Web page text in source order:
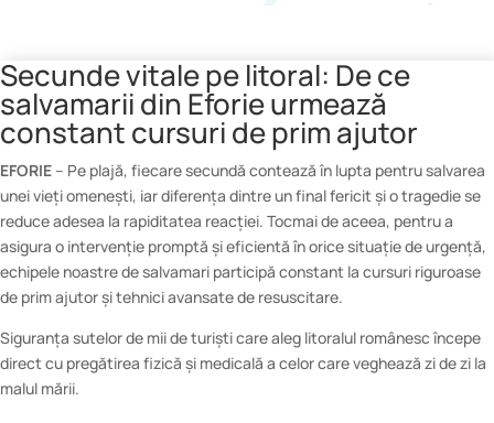
Secunde vitale pe litoral: De ce
salvamarii din Eforie urmează
constant cursuri de prim ajutor
EFORIE – Pe plajă, fiecare secundă contează în lupta pentru salvarea
unei vieți omenești, iar diferența dintre un final fericit și o tragedie se
reduce adesea la rapiditatea reacției. Tocmai de aceea, pentru a
asigura o intervenție promptă și eficientă în orice situație de urgență,
echipele noastre de salvamari participă constant la cursuri riguroase
de prim ajutor și tehnici avansate de resuscitare.
Siguranța sutelor de mii de turiști care aleg litoralul românesc începe
direct cu pregătirea fizică și medicală a celor care veghează zi de zi la
malul mării.